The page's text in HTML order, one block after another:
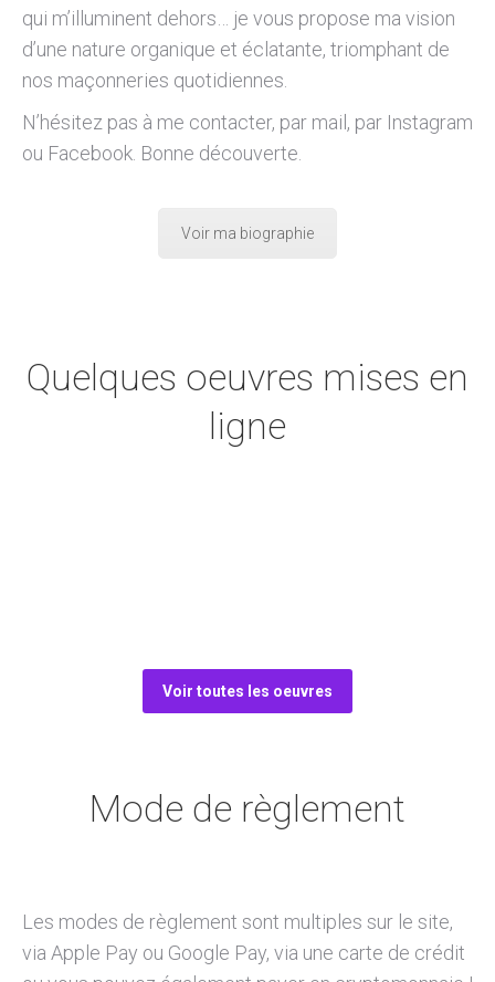
qui m’illuminent dehors… je vous propose ma vision
d’une nature organique et éclatante, triomphant de
nos maçonneries quotidiennes.
N’hésitez pas à me contacter, par mail, par Instagram
ou Facebook. Bonne découverte.
Voir ma biographie
Quelques oeuvres mises en
ligne
Voir toutes les oeuvres
Mode de règlement
Les modes de règlement sont multiples sur le site,
via Apple Pay ou Google Pay, via une carte de crédit